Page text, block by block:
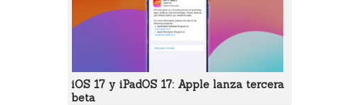
iOS 17 y iPadOS 17: Apple lanza tercera
beta